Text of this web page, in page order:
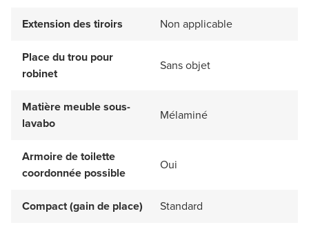
Extension des tiroirs Non applicable
Place du trou pour
robinet
Sans objet
Matière meuble sous-
lavabo
Mélaminé
Armoire de toilette
coordonnée possible
Oui
Compact (gain de place) Standard